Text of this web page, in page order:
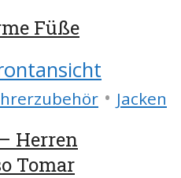
Füße
• Jacken
Herren
Tomar